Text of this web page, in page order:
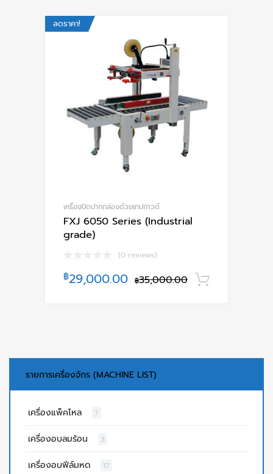
ลดราคา!
เครื่องปิดปากกล่องด้วยเทปกาวด์
FXJ 6050 Series (Industrial
grade)
(0 reviews)
฿35,000.00
฿29,000.00
รายการเครื่องจักร (MACHINE LIST)
เครื่องแพ็คโหล 7
เครื่องอบลมร้อน 3
เครื่องอบฟีล์มหด 17